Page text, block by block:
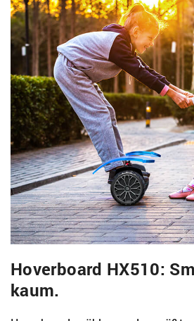
Hoverboard HX510:
kaum.